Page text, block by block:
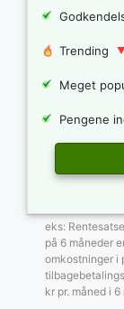
Trending
Meget
Pengene
eks:
på 6 måneder
omkostninger i
kr pr. måned i 6